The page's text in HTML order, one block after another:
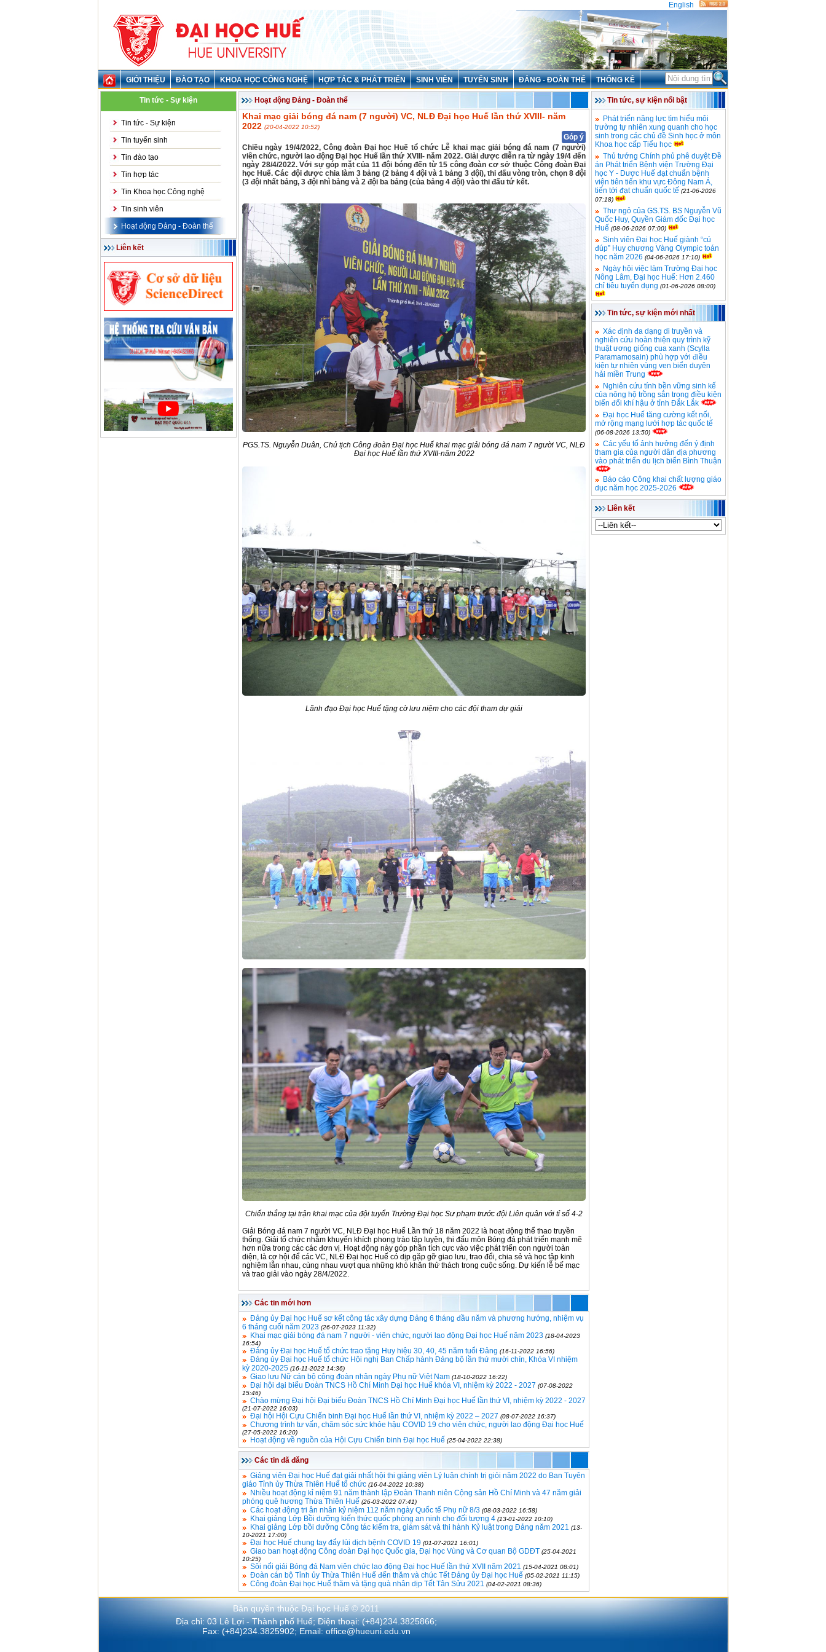
English
GIỚI THIỆU ĐÀO TẠO KHOA HỌC CÔNG NGHỆ HỢP TÁC & PHÁT TRIỂN SINH VIÊN TUYỂN SINH ĐẢNG - ĐOÀN THỂ THỐNG KÊ
Tin tức - Sự kiện
Tin tức - Sự kiện
Tin tuyển sinh
Tin đào tạo
Tin hợp tác
Tin Khoa học Công nghệ
Tin sinh viên
Hoạt động Đảng - Đoàn thể
Liên kết
Hoạt động Đảng - Đoàn thể
Khai mạc giải bóng đá nam (7 người) VC, NLĐ Đại học Huế lần thứ XVIII- năm
2022 (20-04-2022 10:52)
Góp ý
Chiều ngày 19/4/2022, Công đoàn Đại học Huế tổ chức Lễ khai mạc giải bóng đá nam (7 người)
viên chức, người lao động Đại học Huế lần thứ XVIII- năm 2022. Giải được diễn ra từ ngày 19/4 đến
ngày 28/4/2022. Với sự góp mặt của 11 đội bóng đến từ 15 công đoàn cơ sở thuộc Công đoàn Đại
học Huế. Các đội được chia làm 3 bảng (2 bảng 4 đội và 1 bảng 3 đội), thi đấu vòng tròn, chọn 8 đội
(3 đội nhất bảng, 3 đội nhì bảng và 2 đội ba bảng (của bảng 4 đội) vào thi đấu tứ kết.
PGS.TS. Nguyễn Duân, Chủ tịch Công đoàn Đại học Huế khai mạc giải bóng đá nam 7 người VC, NLĐ
Đại học Huế lần thứ XVIII-năm 2022
Lãnh đạo Đại học Huế tặng cờ lưu niệm cho các đội tham dự giải
Chiến thắng tại trận khai mạc của đội tuyển Trường Đại học Sư phạm trước đội Liên quân với tỉ số 4-2
Giải Bóng đá nam 7 người VC, NLĐ Đại học Huế Lần thứ 18 năm 2022 là hoạt động thể thao truyền
thống. Giải tổ chức nhằm khuyến khích phong trào tập luyện, thi đấu môn Bóng đá phát triển mạnh mẽ
hơn nữa trong các các đơn vị. Hoạt động này góp phần tích cực vào việc phát triển con người toàn
diện, là cơ hội để các VC, NLĐ Đại học Huế có dịp gặp gỡ giao l­ưu, trao đổi, chia sẻ và học tập kinh
nghiệm lẫn nhau, cùng nhau vượt qua những khó khăn thử thách trong cuộc sống. Dự kiến lễ bế mạc
và trao giải vào ngày 28/4/2022.
Các tin mới hơn
Đảng ủy Đại học Huế sơ kết công tác xây dựng Đảng 6 tháng đầu năm và phương hướng, nhiệm vụ
6 tháng cuối năm 2023 (26-07-2023 11:32)
Khai mạc giải bóng đá nam 7 người - viên chức, người lao động Đại học Huế năm 2023 (18-04-2023
16:54)
Đảng ủy Đại học Huế tổ chức trao tặng Huy hiệu 30, 40, 45 năm tuổi Đảng (16-11-2022 16:56)
Đảng ủy Đại học Huế tổ chức Hội nghị Ban Chấp hành Đảng bộ lần thứ mười chín, Khóa VI nhiệm
kỳ 2020-2025 (16-11-2022 14:36)
Giao lưu Nữ cán bộ công đoàn nhân ngày Phụ nữ Việt Nam (18-10-2022 16:22)
Đại hội đại biểu Đoàn TNCS Hồ Chí Minh Đại học Huế khóa VI, nhiệm kỳ 2022 - 2027 (07-08-2022
15:46)
Chào mừng Đại hội Đại biểu Đoàn TNCS Hồ Chí Minh Đại học Huế lần thứ VI, nhiệm kỳ 2022 - 2027
(21-07-2022 16:03)
Đại hội Hội Cựu Chiến binh Đại học Huế lần thứ VI, nhiệm kỳ 2022 – 2027 (08-07-2022 16:37)
Chương trình tư vấn, chăm sóc sức khỏe hậu COVID 19 cho viên chức, người lao động Đại học Huế
(27-05-2022 16:20)
Hoạt động về nguồn của Hội Cựu Chiến binh Đại học Huế (25-04-2022 22:38)
Các tin đã đăng
Giảng viên Đại học Huế đạt giải nhất hội thi giảng viên Lý luận chính trị giỏi năm 2022 do Ban Tuyên
giáo Tỉnh ủy Thừa Thiên Huế tổ chức (16-04-2022 10:38)
Nhiều hoạt động kỉ niệm 91 năm thành lập Đoàn Thanh niên Cộng sản Hồ Chí Minh và 47 năm giải
phóng quê hương Thừa Thiên Huế (26-03-2022 07:41)
Các hoạt động tri ân nhân kỷ niệm 112 năm ngày Quốc tế Phụ nữ 8/3 (08-03-2022 16:58)
Khai giảng Lớp Bồi dưỡng kiến thức quốc phòng an ninh cho đối tượng 4 (13-01-2022 10:10)
Khai giảng Lớp bồi dưỡng Công tác kiểm tra, giám sát và thi hành Kỷ luật trong Đảng năm 2021 (13-
10-2021 17:00)
Đại học Huế chung tay đẩy lùi dịch bệnh COVID 19 (01-07-2021 16:01)
Giao ban hoạt động Công đoàn Đại học Quốc gia, Đại học Vùng và Cơ quan Bộ GDĐT (25-04-2021
10:25)
Sôi nổi giải Bóng đá Nam viên chức lao động Đại học Huế lần thứ XVII năm 2021 (15-04-2021 08:01)
Đoàn cán bộ Tỉnh ủy Thừa Thiên Huế đến thăm và chúc Tết Đảng ủy Đại học Huế (05-02-2021 11:15)
Công đoàn Đại học Huế thăm và tặng quà nhân dịp Tết Tân Sửu 2021 (04-02-2021 08:36)
Tin tức, sự kiện nổi bật
Phát triển năng lực tìm hiểu môi
trường tự nhiên xung quanh cho học
sinh trong các chủ đề Sinh học ở môn
Khoa học cấp Tiểu học
Thủ tướng Chính phủ phê duyệt Đề
án Phát triển Bệnh viện Trường Đại
học Y - Dược Huế đạt chuẩn bệnh
viện tiên tiến khu vực Đông Nam Á,
tiến tới đạt chuẩn quốc tế (21-06-2026
07:18)
Thư ngỏ của GS.TS. BS Nguyễn Vũ
Quốc Huy, Quyền Giám đốc Đại học
Huế (08-06-2026 07:00)
Sinh viên Đại học Huế giành “cú
đúp” Huy chương Vàng Olympic toán
học năm 2026 (04-06-2026 17:10)
Ngày hội việc làm Trường Đại học
Nông Lâm, Đại học Huế: Hơn 2.460
chỉ tiêu tuyển dụng (01-06-2026 08:00)
Tin tức, sự kiện mới nhất
Xác định đa dạng di truyền và
nghiên cứu hoàn thiện quy trình kỹ
thuật ương giống cua xanh (Scylla
Paramamosain) phù hợp với điều
kiện tự nhiên vùng ven biển duyên
hải miền Trung
Nghiên cứu tính bền vững sinh kế
của nông hộ trồng sắn trong điều kiện
biến đổi khí hậu ở tỉnh Đắk Lắk
Đại học Huế tăng cường kết nối,
mở rộng mạng lưới hợp tác quốc tế
(06-08-2026 13:50)
Các yếu tố ảnh hưởng đến ý định
tham gia của người dân địa phương
vào phát triển du lịch biển Bình Thuận
Báo cáo Công khai chất lượng giáo
dục năm học 2025-2026
Liên kết
Bản quyền thuộc Đại học Huế © 2011
Địa chỉ: 03 Lê Lợi - Thành phố Huế; Điện thoại: (+84)234.3825866;
Fax: (+84)234.3825902; Email:office@hueuni.edu.vn